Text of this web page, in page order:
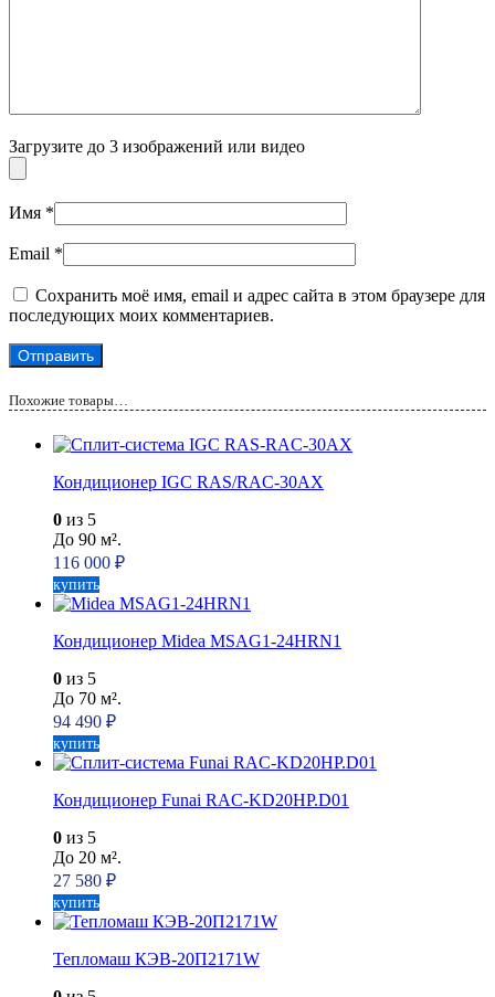
Загрузите до 3 изображений или видео
Имя *
Email *
Сохранить моё имя, email и адрес сайта в этом браузере для
последующих моих комментариев.
Похожие товары…
Кондиционер IGC RAS/RAC-30AX
0 из 5
До 90 м².
116 000 ₽
купить
Кондиционер Midea MSAG1-24HRN1
0 из 5
До 70 м².
94 490 ₽
купить
Кондиционер Funai RAC-KD20HP.D01
0 из 5
До 20 м².
27 580 ₽
купить
Тепломаш КЭВ-20П2171W